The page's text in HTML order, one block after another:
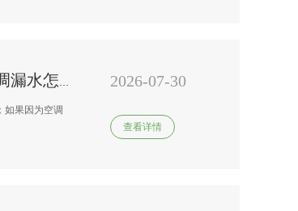
格力变频空调上门维修收费标准统一-空调漏水怎么解决
如果因为空调
2026-07-30
查看详情